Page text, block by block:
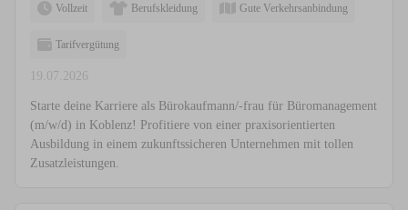
Vollzeit Berufskleidung Gute Verkehrsanbindung
Tarifvergütung
19.07.2026
Starte deine Karriere als Bürokaufmann/-frau für Büromanagement
(m/w/d) in Koblenz! Profitiere von einer praxisorientierten
Ausbildung in einem zukunftssicheren Unternehmen mit tollen
Zusatzleistungen.